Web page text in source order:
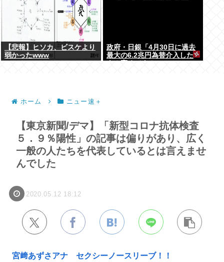
【悲報】ヒソカ、ビスケより
弱かったwww
政府・日銀「4月30日に過去
最大の6.2兆円為替介入した
ホーム ニュー速＋
【東京新聞/デマ】「新型コロナ抗体検査
５．９％陽性」の記事は偏りがあり、広く
一般の人たちを代表しているとは言えませ
んでした
2020.05.12 18:12
宮﨑あずさアナ セクシーノースリーブ！！